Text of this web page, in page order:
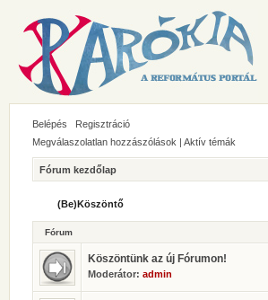
Belépés Regisztráció
Megválaszolatlan hozzászólások | Aktív témák
Fórum kezdőlap
(Be)Köszöntő
Fórum
Köszöntünk az új Fórumon!
Moderátor: admin